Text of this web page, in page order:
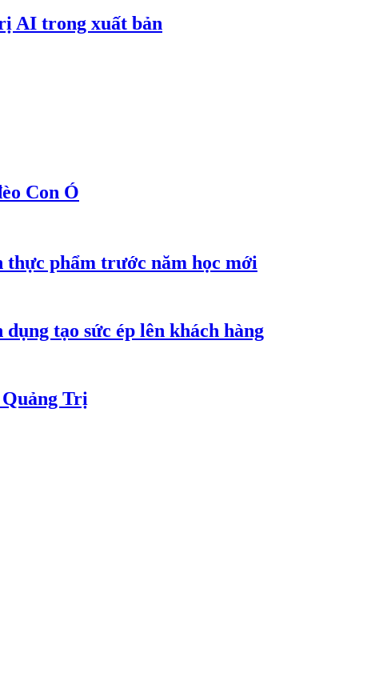
AI trong xuất bản
Con Ó
phẩm trước năm học mới
tạo sức ép lên khách hàng
Trị